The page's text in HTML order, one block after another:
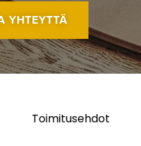
YHTEYTTÄ
Toimitusehdot